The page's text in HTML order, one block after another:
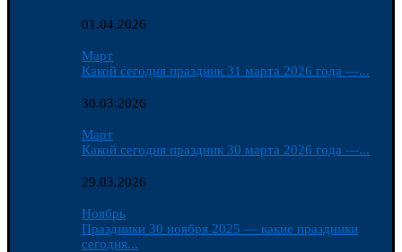
01.04.2026
Март
Какой сегодня праздник 31 марта 2026 года —...
30.03.2026
Март
Какой сегодня праздник 30 марта 2026 года —...
29.03.2026
Ноябрь
Праздники 30 ноября 2025 — какие праздники
сегодня...